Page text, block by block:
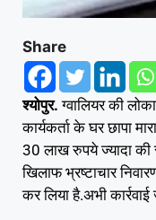
Share
श्योपुर. ग्वालियर की
कार्यकर्ता के घर छापा
30 लाख रुपये ज्यादा की
खिलाफ भ्रष्टाचार
कर लिया है.अभी कार्रवाई